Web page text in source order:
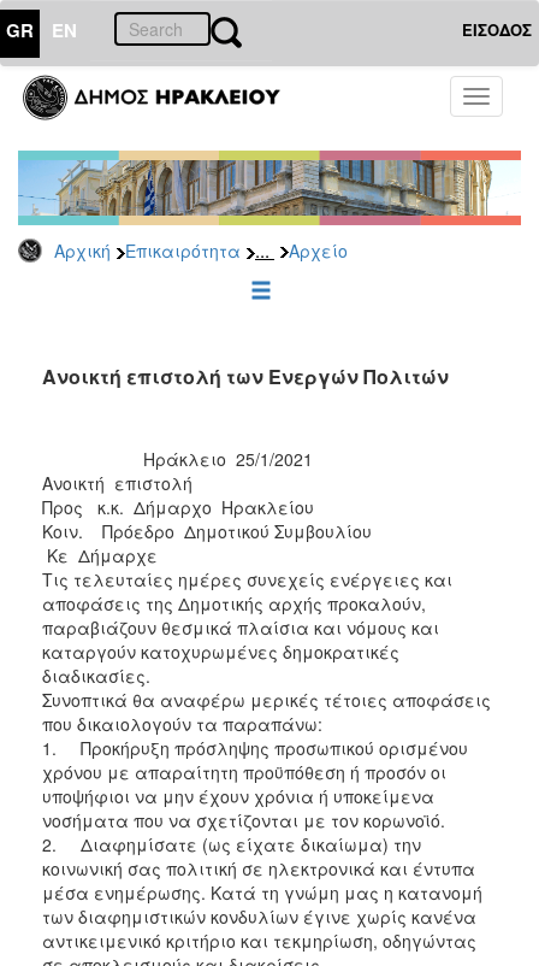
GR EN ΕΙΣΟΔΟΣ
Toggle
Αρχική Επικαιρότητα ... Αρχείο
ΕΠΙΚΑΙΡΟΤΗΤΑ
Παρατάξεις
Αρχείο
ΕΠΙΣΚΕΠΤΗΣ
Ανοικτή επιστολή των Ενεργών Πολιτών
Ηράκλειο 25/1/2021
Ανοικτή επιστολή
Προς κ.κ. Δήμαρχο Ηρακλείου
Κοιν. Πρόεδρο Δημοτικού Συμβουλίου
Κε Δήμαρχε
Τις τελευταίες ημέρες συνεχείς ενέργειες και
αποφάσεις της Δημοτικής αρχής προκαλούν,
παραβιάζουν θεσμικά πλαίσια και νόμους και
καταργούν κατοχυρωμένες δημοκρατικές
διαδικασίες.
Συνοπτικά θα αναφέρω μερικές τέτοιες αποφάσεις
που δικαιολογούν τα παραπάνω:
1.
Προκήρυξη πρόσληψης προσωπικού ορισμένου
χρόνου με απαραίτητη προϋπόθεση ή προσόν οι
υποψήφιοι να μην έχουν χρόνια ή υποκείμενα
νοσήματα που να σχετίζονται με τον κορωνοϊό.
2.
Διαφημίσατε (ως είχατε δικαίωμα) την
κοινωνική σας πολιτική σε ηλεκτρονικά και έντυπα
μέσα ενημέρωσης. Κατά τη γνώμη μας η κατανομή
των διαφημιστικών κονδυλίων έγινε χωρίς κανένα
αντικειμενικό κριτήριο και τεκμηρίωση, οδηγώντας